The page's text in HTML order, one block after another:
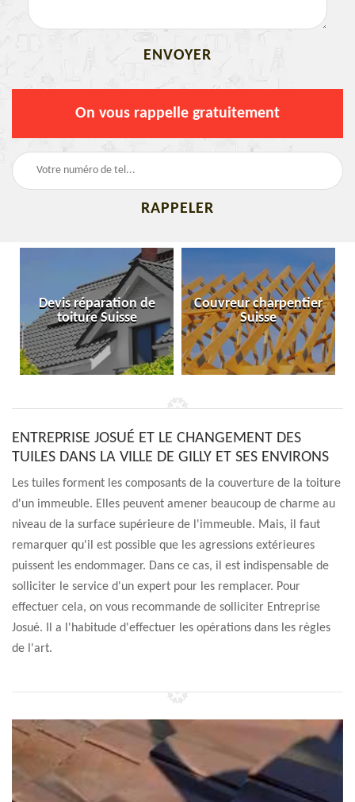
On vous rappelle gratuitement
Devis réparation de
toiture Suisse
Couvreur charpentier
Suisse
ENTREPRISE JOSUÉ ET LE CHANGEMENT DES
TUILES DANS LA VILLE DE GILLY ET SES ENVIRONS
Les tuiles forment les composants de la couverture de la toiture
d'un immeuble. Elles peuvent amener beaucoup de charme au
niveau de la surface supérieure de l'immeuble. Mais, il faut
remarquer qu'il est possible que les agressions extérieures
puissent les endommager. Dans ce cas, il est indispensable de
solliciter le service d'un expert pour les remplacer. Pour
effectuer cela, on vous recommande de solliciter Entreprise
Josué. Il a l'habitude d'effectuer les opérations dans les règles
de l'art.